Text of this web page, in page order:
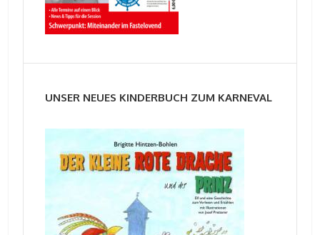
UNSER NEUES KINDERBUCH ZUM KARNEVAL